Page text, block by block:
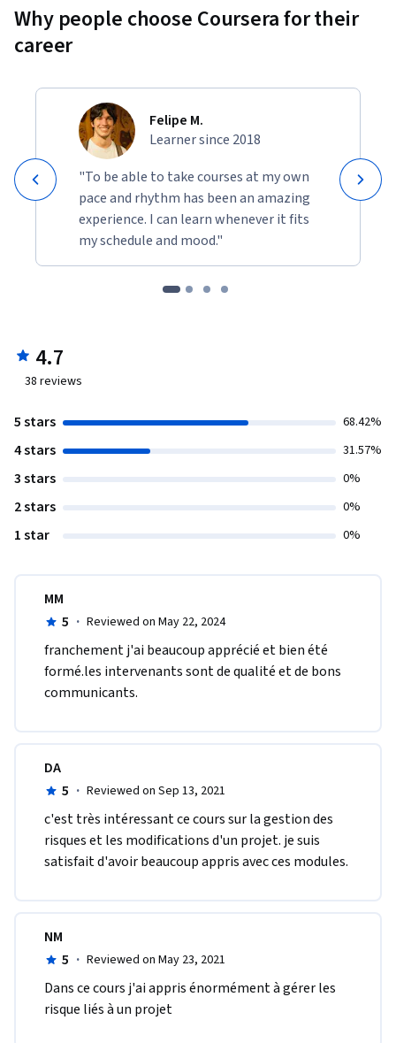
Why people choose Coursera for their
career
Felipe M.
Learner since 2018
"To be able to take courses at my own
pace and rhythm has been an amazing
experience. I can learn whenever it fits
my schedule and mood."
4.7
38 reviews
5 stars 68.42%
4 stars 31.57%
3 stars 0%
2 stars 0%
1 star 0%
MM
5 · Reviewed on May 22, 2024
franchement j'ai beaucoup apprécié et bien été
formé.les intervenants sont de qualité et de bons
communicants.
DA
5 · Reviewed on Sep 13, 2021
c'est très intéressant ce cours sur la gestion des
risques et les modifications d'un projet. je suis
satisfait d'avoir beaucoup appris avec ces modules.
NM
5 · Reviewed on May 23, 2021
Dans ce cours j'ai appris énormément à gérer les
risque liés à un projet